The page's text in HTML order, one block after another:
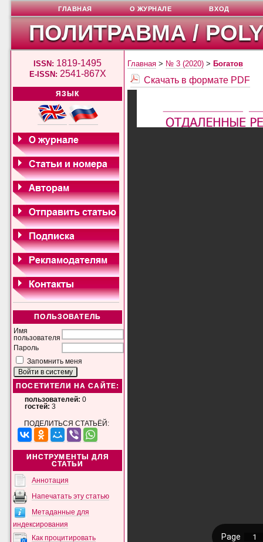
ПОЛИТРАВМА /
ISSN: 1819-1495
E-ISSN: 2541-867X
ЯЗЫК
ПОЛЬЗОВАТЕЛЬ
Имя
пользователя
Пароль
Запомнить меня
ПОСЕТИТЕЛИ НА САЙТЕ:
пользователей: 0
гостей: 3
ПОДЕЛИТЬСЯ СТАТЬЁЙ:
ИНСТРУМЕНТЫ ДЛЯ
СТАТЬИ
Аннотация
Напечатать эту статью
Метаданные для
индексирования
Как процитировать
ГЛАВНАЯ О ЖУРНАЛЕ ВХОД
Главная > № 3 (2020) > Богатов
Скачать в формате PDF